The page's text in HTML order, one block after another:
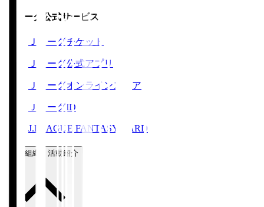
Ｊリーグ公式サービス
Ｊリーグチケット
Ｊリーグ公式アプリ
Ｊリーグオンラインストア
ＪリーグID
J.LEAGUE FANTASY CARD
運営組織・活動紹介